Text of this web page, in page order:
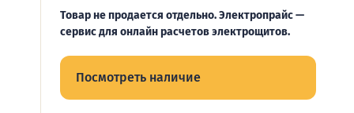
Товар не продается отдельно. Электропрайс —
сервис для онлайн расчетов электрощитов.
Посмотреть наличие